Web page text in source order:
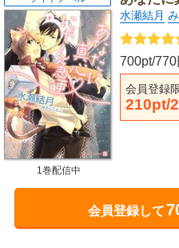
水瀬結月
700pt/
会員登録
210pt/
1巻配信中
会員登録して